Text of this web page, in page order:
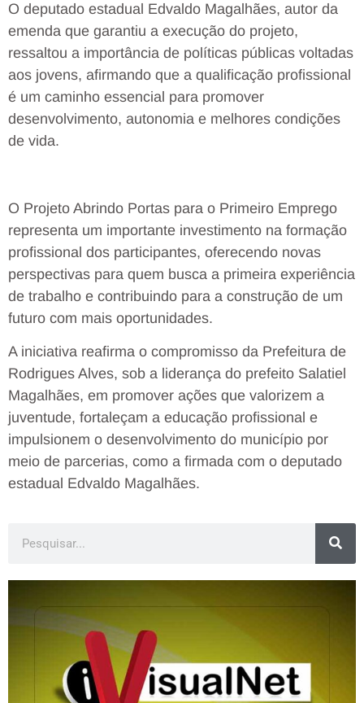
O deputado estadual Edvaldo Magalhães, autor da
emenda que garantiu a execução do projeto,
ressaltou a importância de políticas públicas voltadas
aos jovens, afirmando que a qualificação profissional
é um caminho essencial para promover
desenvolvimento, autonomia e melhores condições
de vida.
O Projeto Abrindo Portas para o Primeiro Emprego
representa um importante investimento na formação
profissional dos participantes, oferecendo novas
perspectivas para quem busca a primeira experiência
de trabalho e contribuindo para a construção de um
futuro com mais oportunidades.
A iniciativa reafirma o compromisso da Prefeitura de
Rodrigues Alves, sob a liderança do prefeito Salatiel
Magalhães, em promover ações que valorizem a
juventude, fortaleçam a educação profissional e
impulsionem o desenvolvimento do município por
meio de parcerias, como a firmada com o deputado
estadual Edvaldo Magalhães.